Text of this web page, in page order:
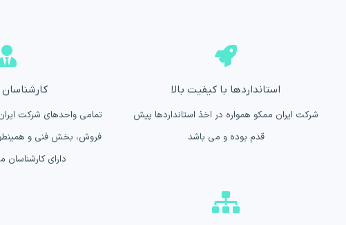
استانداردها با کیفیت بالا
شرکت ایران ممکو همواره در اخذ استانداردها پیش
قدم بوده و می باشد
تمامی واحدهای شرکت
فروش، بخش فنی و
دارای